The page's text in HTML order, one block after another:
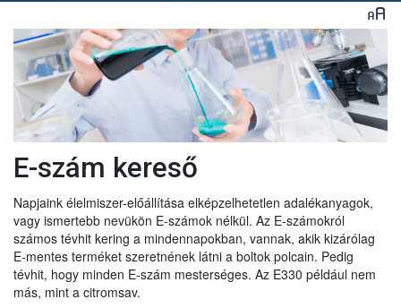
E-szám kereső
Napjaink élelmiszer-előállítása elképzelhetetlen adalékanyagok,
vagy ismertebb nevükön E-számok nélkül. Az E-számokról
számos tévhit kering a mindennapokban, vannak, akik kizárólag
E-mentes terméket szeretnének látni a boltok polcain. Pedig
tévhit, hogy minden E-szám mesterséges. Az E330 például nem
más, mint a citromsav.